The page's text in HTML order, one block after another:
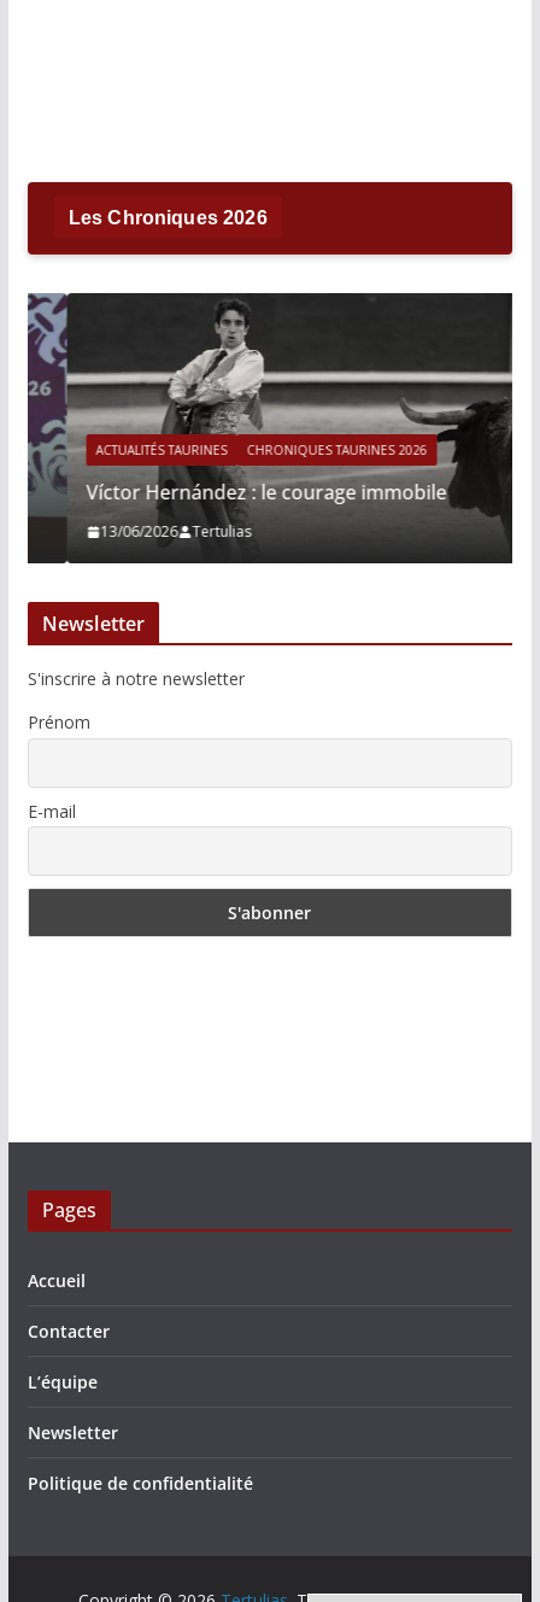
Les Chroniques 2026
ACTUALITÉS TAURINES CHRONIQUES TAURINES 2026
Víctor Hernández : le courage immobile
13/06/2026 Tertulias
Newsletter
S'inscrire à notre newsletter
Prénom
E-mail
Pages
Accueil
Contacter
L’équipe
Newsletter
Politique de confidentialité